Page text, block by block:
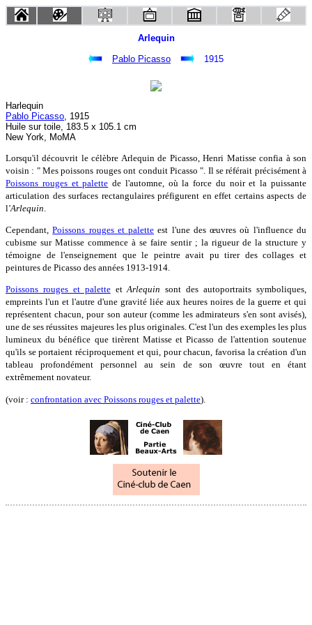
Arlequin
Pablo Picasso
1915
Harlequin
Pablo Picasso, 1915
Huile sur toile, 183.5 x 105.1 cm
New York, MoMA
Lorsqu'il découvrit le célèbre Arlequin de Picasso, Henri Matisse confia à son
voisin : " Mes poissons rouges ont conduit Picasso ". Il se référait précisément à
Poissons rouges et palette de l'automne, où la force du noir et la puissante
articulation des surfaces rectangulaires préfigurent en effet certains aspects de
l'Arlequin
Cependant,Poissons rouges et palette est l'une des œuvres où l'influence du
cubisme sur Matisse commence à se faire sentir ; la rigueur de la structure y
témoigne de l'enseignement que le peintre avait pu tirer des collages et
peintures de Picasso des années 1913-1914.
Poissons rouges et paletteetArlequin sont des autoportraits symboliques,
empreints l'un et l'autre d'une gravité liée aux heures noires de la guerre et qui
représentent chacun, pour son auteur (comme les admirateurs s'en sont avisés),
une de ses réussites majeures les plus originales. C'est l'un des exemples les plus
lumineux du bénéfice que tirèrent Matisse et Picasso de l'attention soutenue
qu'ils se portaient réciproquement et qui, pour chacun, favorisa la création d'un
tableau profondément personnel au sein de son œuvre tout en étant
extrêmement novateur.
(voir : confrontation avec Poissons rouges et palette).